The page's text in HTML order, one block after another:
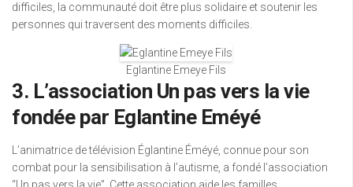
difficiles, la communauté doit être plus solidaire et soutenir les
personnes qui traversent des moments difficiles.
Eglantine Emeye Fils
3. L’association Un pas vers la vie
fondée par Eglantine Eméyé
L’animatrice de télévision Églantine Éméyé, connue pour son
combat pour la sensibilisation à l’autisme, a fondé l’association